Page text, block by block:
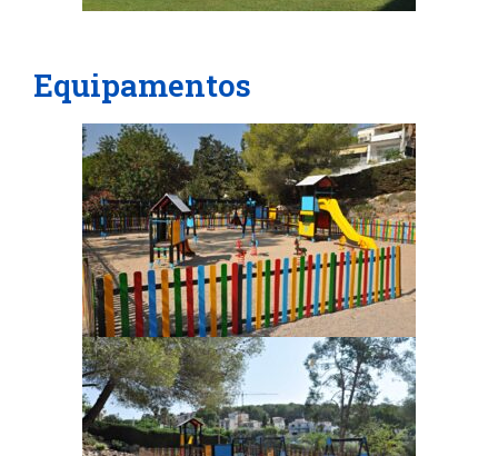
Equipamentos